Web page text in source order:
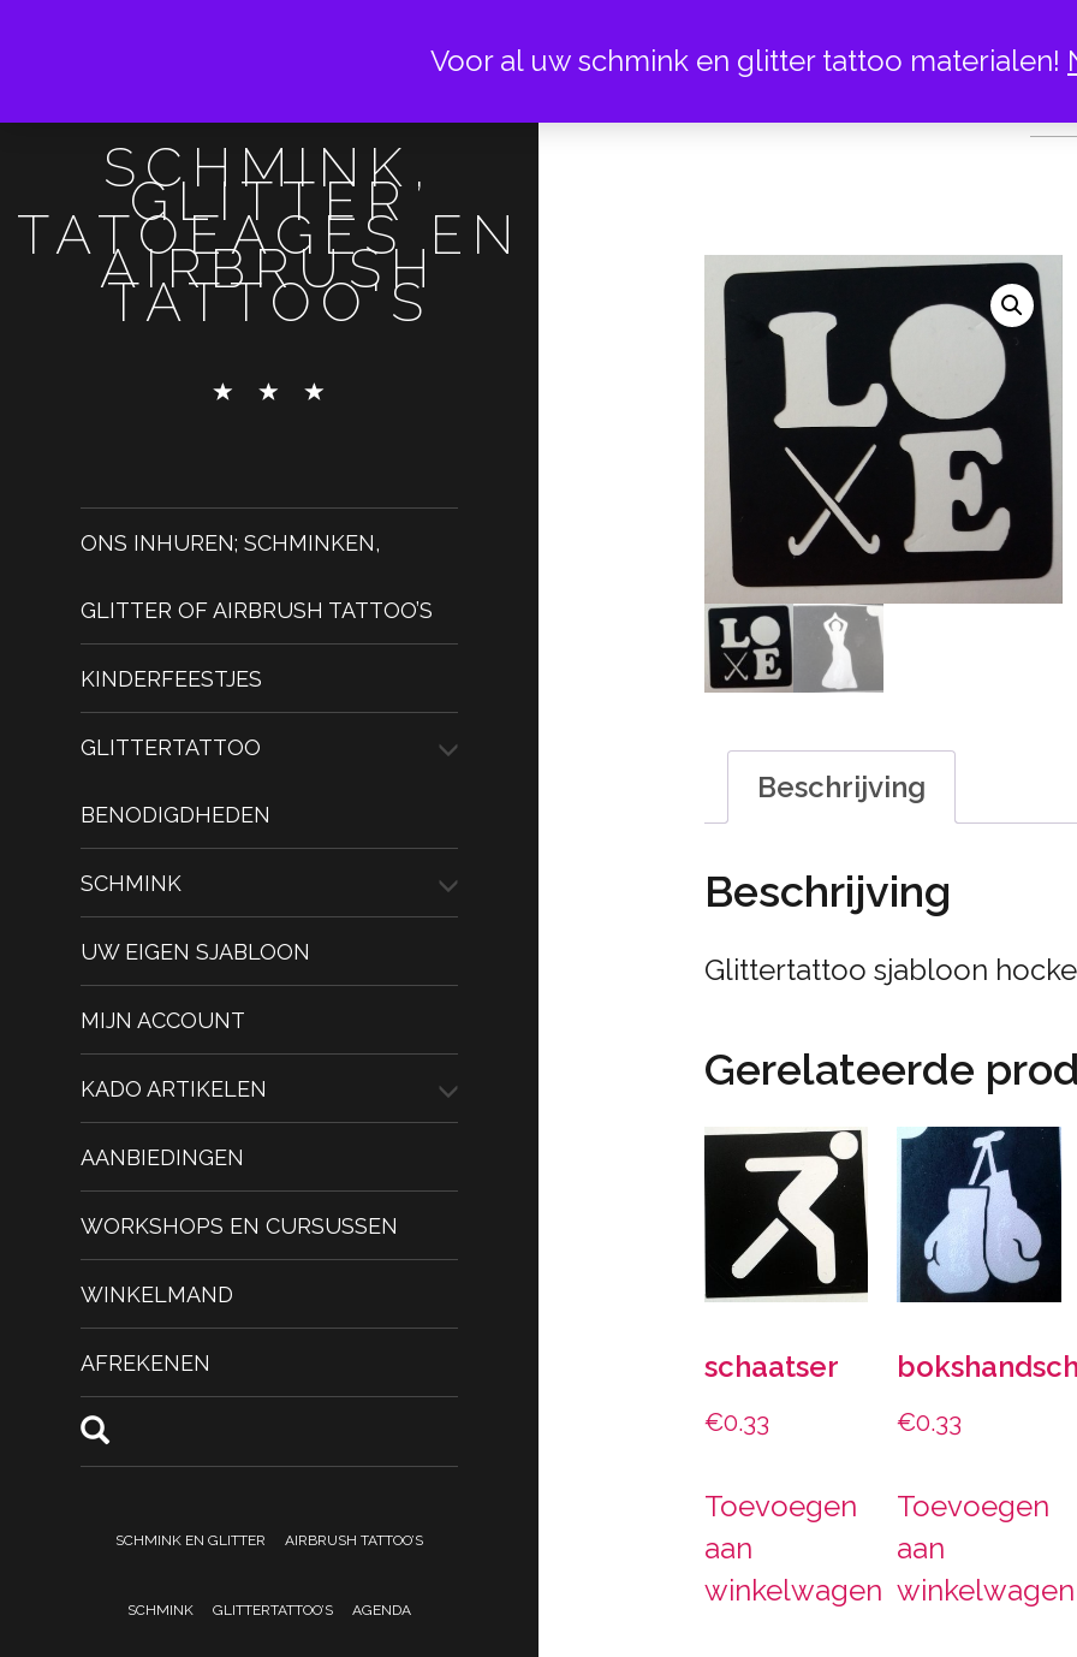
SCHMINK,
GLITTER
TATOEAGES EN
AIRBRUSH
TATTOO'S
ONS INHUREN; SCHMINKEN,
GLITTER OF AIRBRUSH TATTOO’S
KINDERFEESTJES
GLITTERTATTOO
BENODIGDHEDEN
SCHMINK
UW EIGEN SJABLOON
MIJN ACCOUNT
KADO ARTIKELEN
AANBIEDINGEN
WORKSHOPS EN CURSUSSEN
WINKELMAND
AFREKENEN
SCHMINK EN GLITTER AIRBRUSH TATTOO’S
SCHMINK GLITTERTATTOO’S AGENDA
Beschrijving
Beschrijving
Glittertattoo sjabloon
Gerelateerde
schaatser
€0.33
Toevoegen
aan
winkelwagen
€0.33
Toevoegen
aan
winkelwagen
Voor al uw schmink en glitter tattoo materialen!